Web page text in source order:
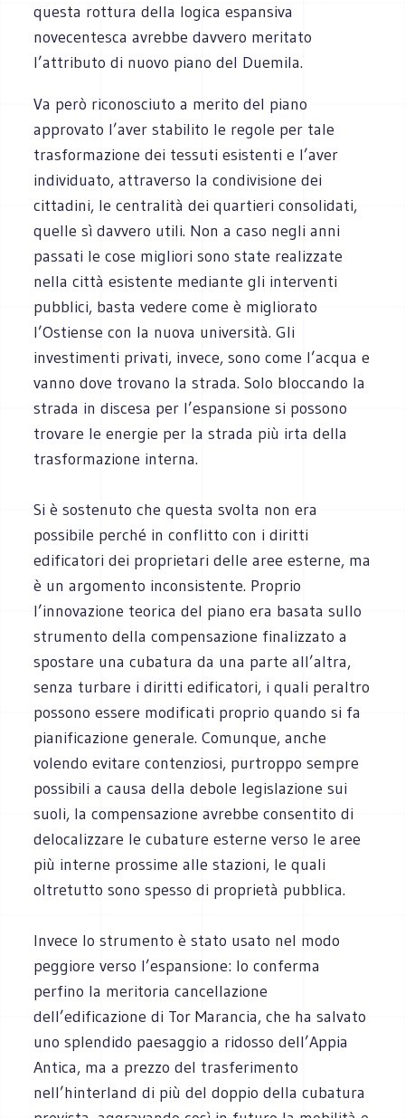
questa rottura della logica espansiva
novecentesca avrebbe davvero meritato
l’attributo di nuovo piano del Duemila.
Va però riconosciuto a merito del piano
approvato l’aver stabilito le regole per tale
trasformazione dei tessuti esistenti e l’aver
individuato, attraverso la condivisione dei
cittadini, le centralità dei quartieri consolidati,
quelle sì davvero utili. Non a caso negli anni
passati le cose migliori sono state realizzate
nella città esistente mediante gli interventi
pubblici, basta vedere come è migliorato
l’Ostiense con la nuova università. Gli
investimenti privati, invece, sono come l’acqua e
vanno dove trovano la strada. Solo bloccando la
strada in discesa per l’espansione si possono
trovare le energie per la strada più irta della
trasformazione interna.
Si è sostenuto che questa svolta non era
possibile perché in conflitto con i diritti
edificatori dei proprietari delle aree esterne, ma
è un argomento inconsistente. Proprio
l’innovazione teorica del piano era basata sullo
strumento della compensazione finalizzato a
spostare una cubatura da una parte all’altra,
senza turbare i diritti edificatori, i quali peraltro
possono essere modificati proprio quando si fa
pianificazione generale. Comunque, anche
volendo evitare contenziosi, purtroppo sempre
possibili a causa della debole legislazione sui
suoli, la compensazione avrebbe consentito di
delocalizzare le cubature esterne verso le aree
più interne prossime alle stazioni, le quali
oltretutto sono spesso di proprietà pubblica.
Invece lo strumento è stato usato nel modo
peggiore verso l’espansione: lo conferma
perfino la meritoria cancellazione
dell’edificazione di Tor Marancia, che ha salvato
uno splendido paesaggio a ridosso dell’Appia
Antica, ma a prezzo del trasferimento
nell’hinterland di più del doppio della cubatura